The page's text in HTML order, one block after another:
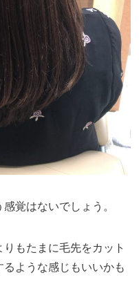
覚はないでしょう。
もたまに毛先をカット
ような感じもいいかも